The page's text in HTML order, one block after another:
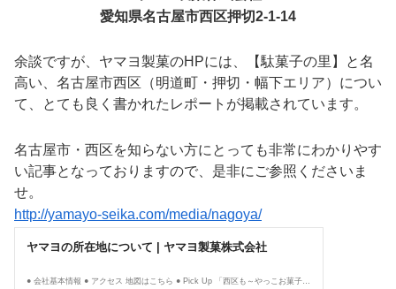
愛知県名古屋市西区押切2-1-14
余談ですが、ヤマヨ製菓のHPには、【駄菓子の里】と名
高い、名古屋市西区（明道町・押切・幅下エリア）につい
て、とても良く書かれたレポートが掲載されています。
名古屋市・西区を知らない方にとっても非常にわかりやす
い記事となっておりますので、是非にご参照くださいま
せ。
http://yamayo-seika.com/media/nagoya/